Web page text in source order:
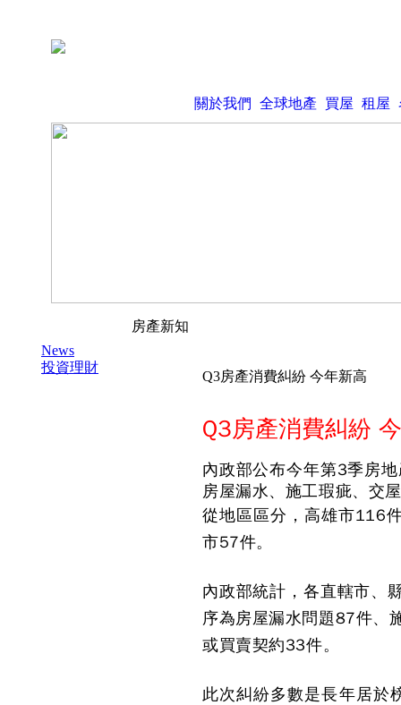
關於我們 全球地產 買屋 租屋
房產新知
News
投資理財
Q3房產消費糾紛 今年新高
Q3房產消費糾紛
內政部公布今年第3季房
房屋漏水、施工瑕疵、交
從地區區分，高雄市116
市57件。
內政部統計，各直轄市、
序為房屋漏水問題87件、
或買賣契約33件。
此次糾紛多數是長年居於